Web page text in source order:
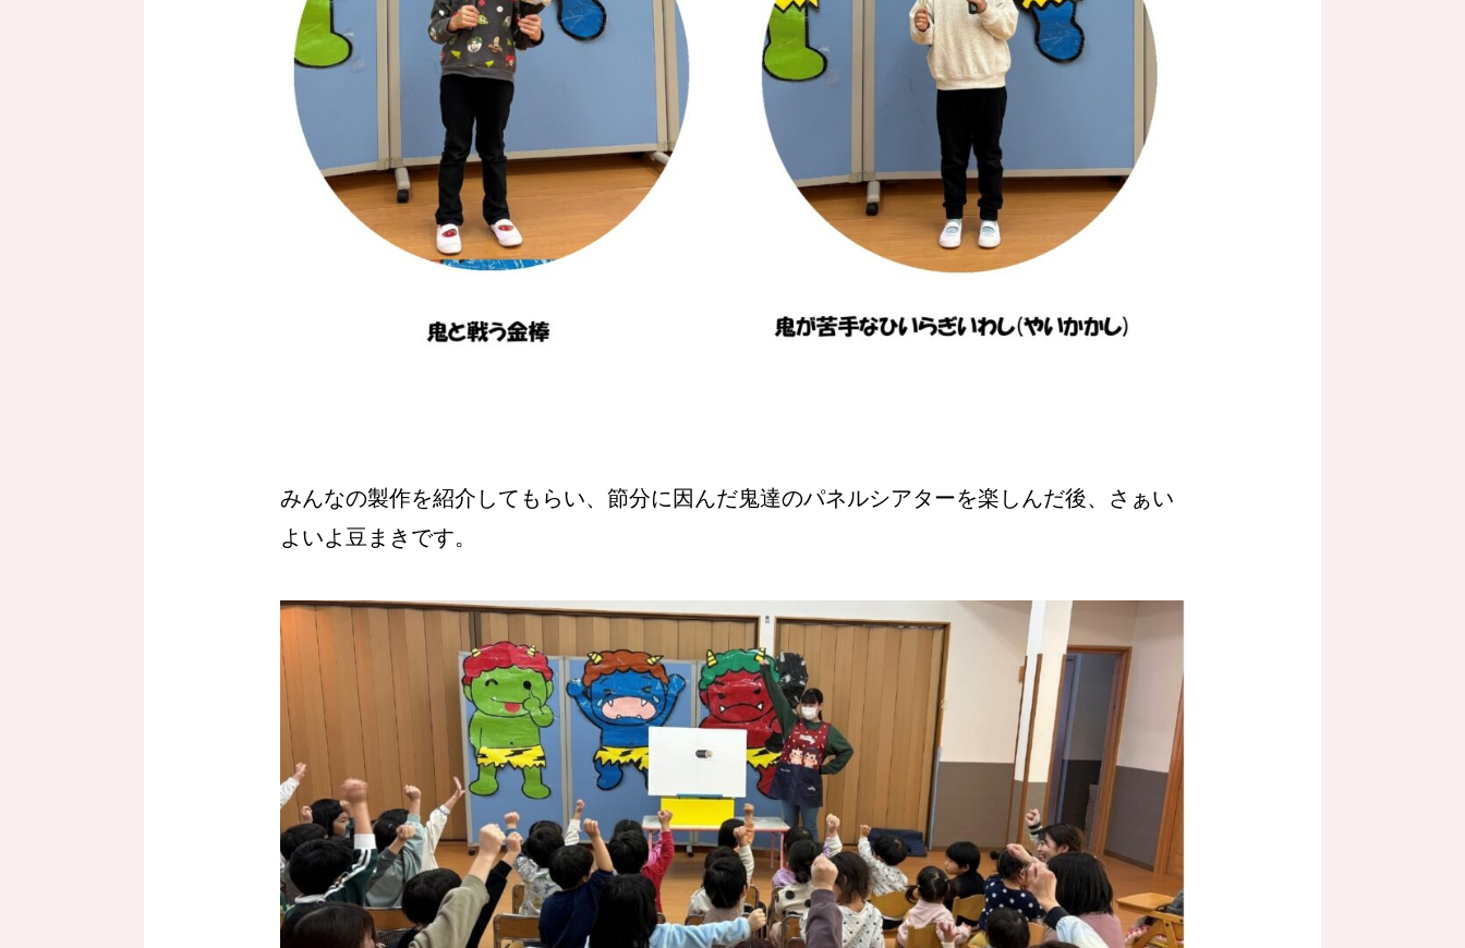
みんなの製作を紹介してもらい、節分に因んだ鬼達のパネルシアターを楽しんだ後、さぁい
よいよ豆まきです。